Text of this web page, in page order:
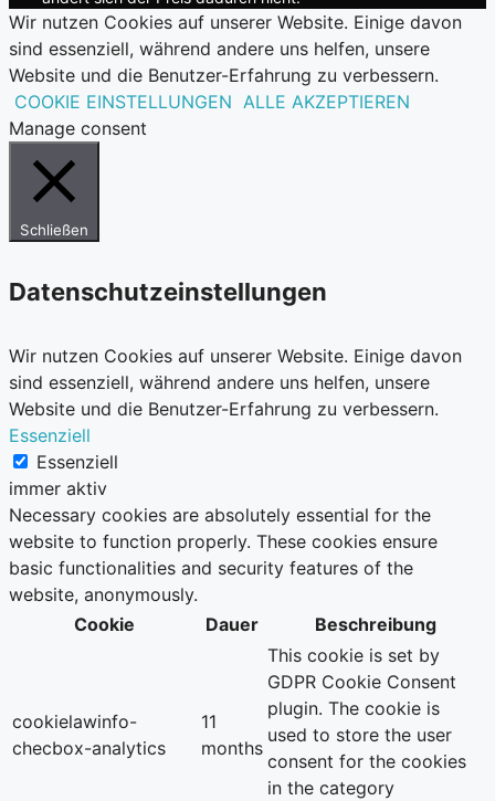
Wir nutzen Cookies auf unserer Website. Einige davon
sind essenziell, während andere uns helfen, unsere
Website und die Benutzer-Erfahrung zu verbessern.
COOKIE EINSTELLUNGEN ALLE AKZEPTIEREN
Manage consent
Schließen
Datenschutzeinstellungen
Wir nutzen Cookies auf unserer Website. Einige davon
sind essenziell, während andere uns helfen, unsere
Website und die Benutzer-Erfahrung zu verbessern.
Essenziell
Essenziell
immer aktiv
Necessary cookies are absolutely essential for the
website to function properly. These cookies ensure
basic functionalities and security features of the
website, anonymously.
Cookie
Dauer Beschreibung
cookielawinfo-
checbox-analytics
11
months
This cookie is set by
GDPR Cookie Consent
plugin. The cookie is
used to store the user
consent for the cookies
in the category